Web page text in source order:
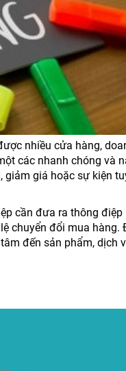
nhiều cửa hàng,
các nhanh chóng và
giảm giá hoặc sự kiện
cần đưa ra thông
chuyển đổi mua hàng.
đến sản phẩm, dịch